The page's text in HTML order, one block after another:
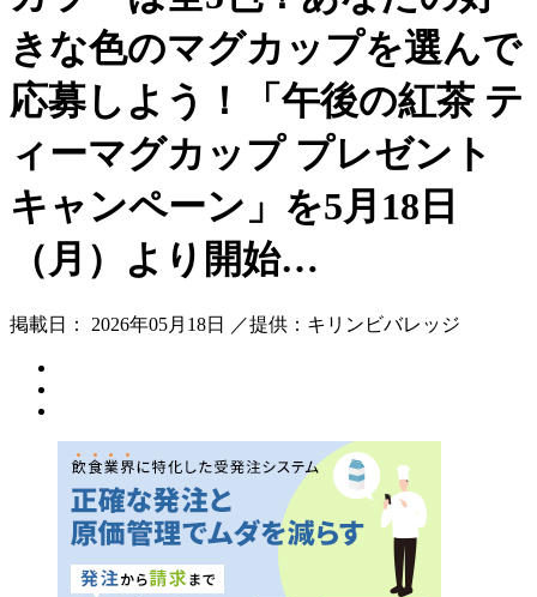
きな色のマグカップを選んで
応募しよう！「午後の紅茶 テ
ィーマグカップ プレゼント
キャンペーン」を5月18日
（月）より開始…
掲載日： 2026年05月18日 ／提供：キリンビバレッジ